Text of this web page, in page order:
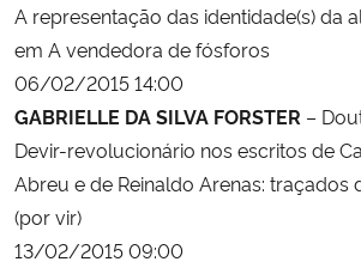
Ministério do Turismo
Ministério do Desenvolvimento Regional
Controladoria-Geral da União
Ministério da Mulher, da Família e dos Direitos
A representação das identidade(s) da
em A vendedora de fósforos
06/02/2015 14:00
GABRIELLE DA SILVA FORSTER –
Devir-revolucionário nos escritos de
Abreu e de Reinaldo Arenas: traçados
(por vir)
13/02/2015 09:00